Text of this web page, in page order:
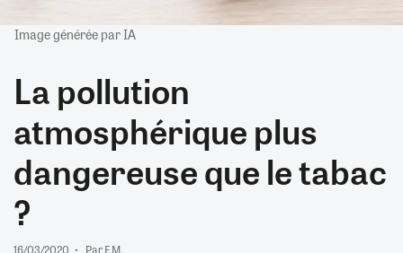
Image générée par IA
La pollution
atmosphérique plus
dangereuse que le tabac
?
16/03/2020 Par F.M.